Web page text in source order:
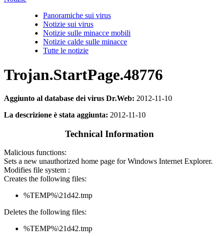
Panoramiche sui virus
Notizie sui virus
Notizie sulle minacce mobili
Notizie calde sulle minacce
Tutte le notizie
Trojan.StartPage.48776
Aggiunto al database dei virus Dr.Web: 2012-11-10
La descrizione è stata aggiunta: 2012-11-10
Technical Information
Malicious functions:
Sets a new unauthorized home page for Windows Internet Explorer.
Modifies file system :
Creates the following files:
%TEMP%\21d42.tmp
Deletes the following files:
%TEMP%\21d42.tmp